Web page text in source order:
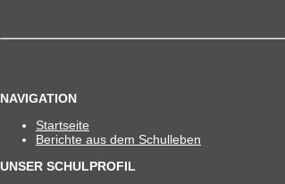
NAVIGATION
Start­seite
Berichte aus dem Schulleben
UNSER SCHULPROFIL